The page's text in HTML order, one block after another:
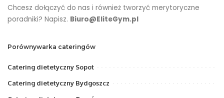
Chcesz dołączyć do nas i również tworzyć merytoryczne
poradniki? Napisz. Biuro@EliteGym.pl
Porównywarka cateringów
Catering dietetyczny Sopot
Catering dietetyczny Bydgoszcz